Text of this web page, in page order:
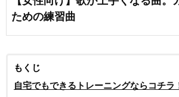
ための練習曲
もくじ
自宅でもできるトレーニングならコチラ